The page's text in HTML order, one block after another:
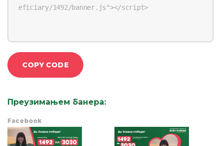
COPY CODE
Преузимањем банера:
Facebook